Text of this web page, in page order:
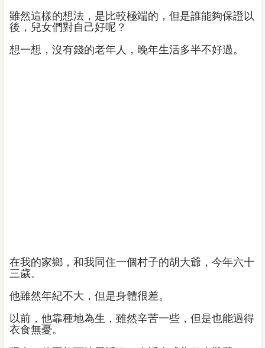
雖然這樣的想法，是比較極端的，但是誰能夠保證以
後，兒女們對自己好呢？
想一想，沒有錢的老年人，晚年生活多半不好過。
在我的家鄉，和我同住一個村子的胡大爺，今年六十
三歲。
他雖然年紀不大，但是身體很差。
以前，他靠種地為生，雖然辛苦一些，但是也能過得
衣食無憂。